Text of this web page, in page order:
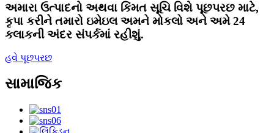
અમારા ઉત્પાદનો અથવા કિંમત સૂચિ વિશે પૂછપરછ માટે,
કૃપા કરીને તમારો ઇમેઇલ અમને મોકલો અને અમે 24
કલાકની અંદર સંપર્કમાં રહીશું.
હવે પૂછપરછ
સામાજિક